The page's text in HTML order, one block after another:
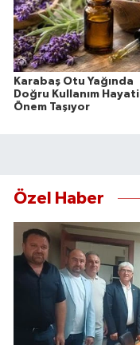
Karabaş Otu Yağında
Doğru Kullanım Hayati
Önem Taşıyor
Özel Haber